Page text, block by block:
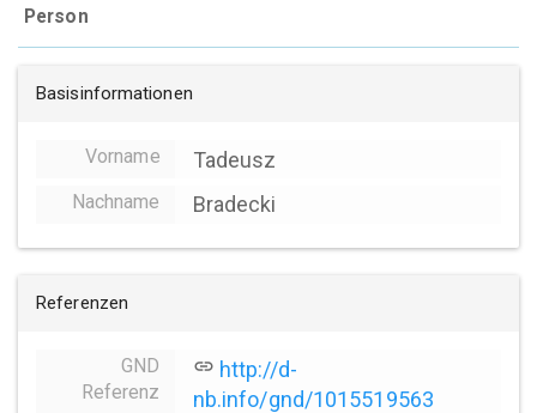
Person
Basisinformationen
Vorname Tadeusz
Nachname Bradecki
Referenzen
GND
Referenz
link http://d-
nb.info/gnd/1015519563